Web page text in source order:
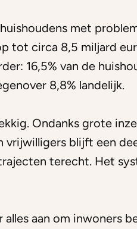
met
tot circa 8,5 miljard
16,5% van de
8,8% landelijk.
Ondanks grote
vrijwilligers blijft een
terecht. Het
aan om inwoners